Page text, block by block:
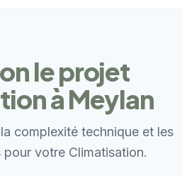
le projet
à Meylan
complexité technique et les
pour votre Climatisation.